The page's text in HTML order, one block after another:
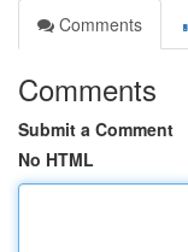
Comments
Comments
Submit a Comment
No HTML